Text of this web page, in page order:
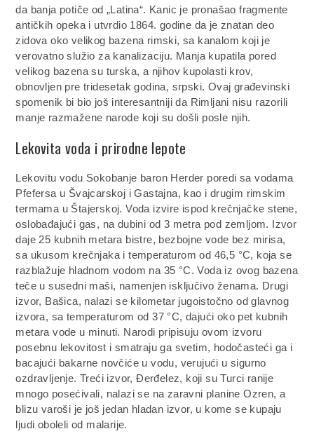
da banja potiče od „Latina“. Kanic je pronašao fragmente
antičkih opeka i utvrdio 1864. godine da je znatan deo
zidova oko velikog bazena rimski, sa kanalom koji je
verovatno služio za kanalizaciju. Manja kupatila pored
velikog bazena su turska, a njihov kupolasti krov,
obnovljen pre tridesetak godina, srpski. Ovaj građevinski
spomenik bi bio još interesantniji da Rimljani nisu razorili
manje razmažene narode koji su došli posle njih.
Lekovita voda i prirodne lepote
Lekovitu vodu Sokobanje baron Herder poredi sa vodama
Pfefersa u Švajcarskoj i Gastajna, kao i drugim rimskim
termama u Štajerskoj. Voda izvire ispod krečnjačke stene,
oslobađajući gas, na dubini od 3 metra pod zemljom. Izvor
daje 25 kubnih metara bistre, bezbojne vode bez mirisa,
sa ukusom krečnjaka i temperaturom od 46,5 °C, koja se
razblažuje hladnom vodom na 35 °C. Voda iz ovog bazena
teče u susedni maši, namenjen isključivo ženama. Drugi
izvor, Bašica, nalazi se kilometar jugoistočno od glavnog
izvora, sa temperaturom od 37 °C, dajući oko pet kubnih
metara vode u minuti. Narodi pripisuju ovom izvoru
posebnu lekovitost i smatraju ga svetim, hodočasteći ga i
bacajući bakarne novčiće u vodu, verujući u sigurno
ozdravljenje. Treći izvor, Đerđelez, koji su Turci ranije
mnogo posećivali, nalazi se na zaravni planine Ozren, a
blizu varoši je još jedan hladan izvor, u kome se kupaju
ljudi oboleli od malarije.